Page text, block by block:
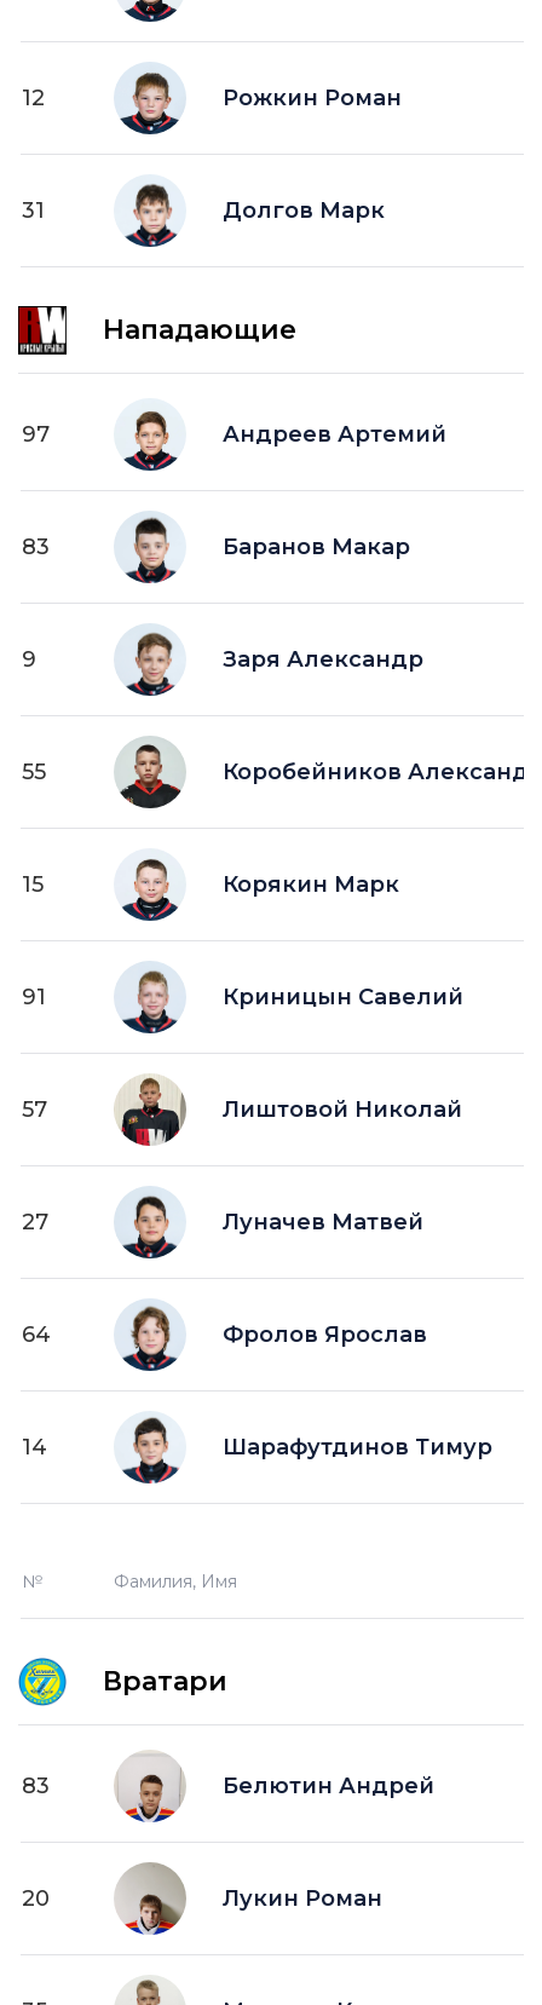
12 Рожкин Роман
31 Долгов Марк
Нападающие
97 Андреев Артемий
83 Баранов Макар
9 Заря Александр
55 Коробейников
15 Корякин Марк
91 Криницын Савелий
57 Лиштовой Николай
27 Луначев Матвей
64 Фролов Ярослав
14 Шарафутдинов Тимур
№ Фамилия, Имя
Вратари
83 Белютин Андрей
20 Лукин Роман